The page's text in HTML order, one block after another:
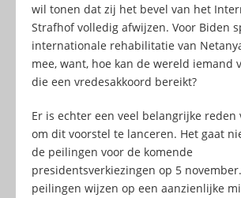
wil tonen dat zij het bevel van het
Strafhof volledig afwijzen. Voor Biden
internationale rehabilitatie van
mee, want, hoe kan de wereld iemand
die een vredesakkoord bereikt?
Er is echter een veel belangrijke reden
om dit voorstel te lanceren. Het gaat
de peilingen voor de komende
presidentsverkiezingen op 5
peilingen wijzen op een aanzienlijke